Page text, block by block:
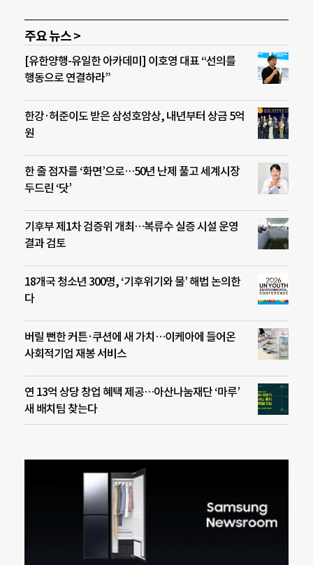
주요 뉴스 >
[유한양행-유일한 아카데미] 이호영 대표 “선의를
행동으로 연결하라”
한강·허준이도 받은 삼성호암상, 내년부터 상금 5억
원
한 줄 점자를 ‘화면’으로…50년 난제 풀고 세계시장
두드린 ‘닷’
기후부 제1차 검증위 개최…복류수 실증 시설 운영
결과 검토
18개국 청소년 300명, ‘기후위기와 물’ 해법 논의한
다
버릴 뻔한 커튼·쿠션에 새 가치…이케아에 들어온
사회적기업 재봉 서비스
연 13억 상당 창업 혜택 제공…아산나눔재단 ‘마루’
새 배치팀 찾는다